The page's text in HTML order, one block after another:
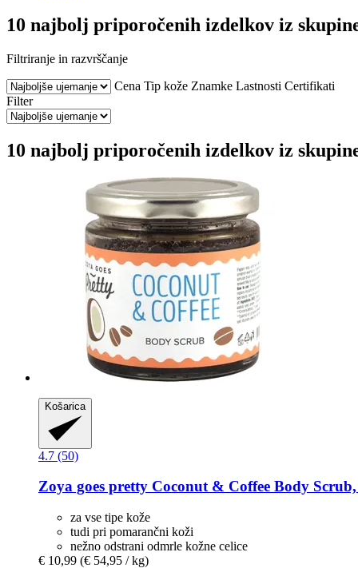
10 najbolj priporočenih izdelkov iz
Filtriranje in razvrščanje
Cena Tip kože Znamke Lastnosti Certifikati
Filter
10 najbolj priporočenih izdelkov iz
Košarica
4.7 (50)
Zoya goes pretty Coconut & Coffee Body
za vse tipe kože
tudi pri pomarančni koži
nežno odstrani odmrle kožne celice
€ 10,99 (€ 54,95 / kg)